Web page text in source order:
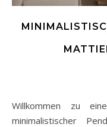
Willkommen zu einer praxisorientierten Betrachtung
minimalistischer